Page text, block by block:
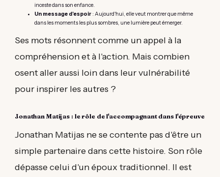
inceste dans son enfance.
Un message d'espoir : Aujourd'hui, elle veut montrer que même
dans les moments les plus sombres, une lumière peut émerger.
Ses mots résonnent comme un appel à la
compréhension et à l'action. Mais combien
osent aller aussi loin dans leur vulnérabilité
pour inspirer les autres ?
Jonathan Matijas : le rôle de l'accompagnant dans l'épreuve
Jonathan Matijas ne se contente pas d'être un
simple partenaire dans cette histoire. Son rôle
dépasse celui d'un époux traditionnel. Il est